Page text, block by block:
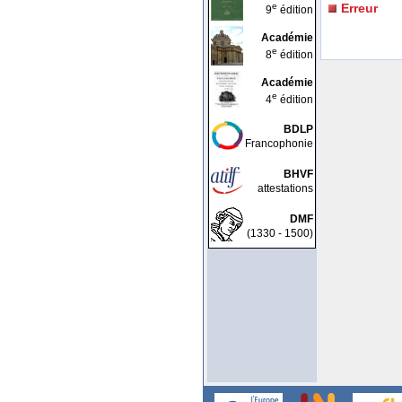
9e édition
Académie
8e édition
Académie
4e édition
BDLP
Francophonie
BHVF
attestations
DMF
(1330 - 1500)
Erreur